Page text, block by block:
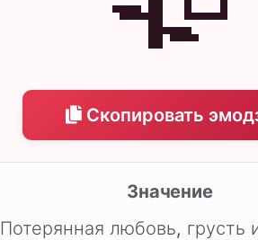
Скопировать
Значение
Потерянная любовь, грусть